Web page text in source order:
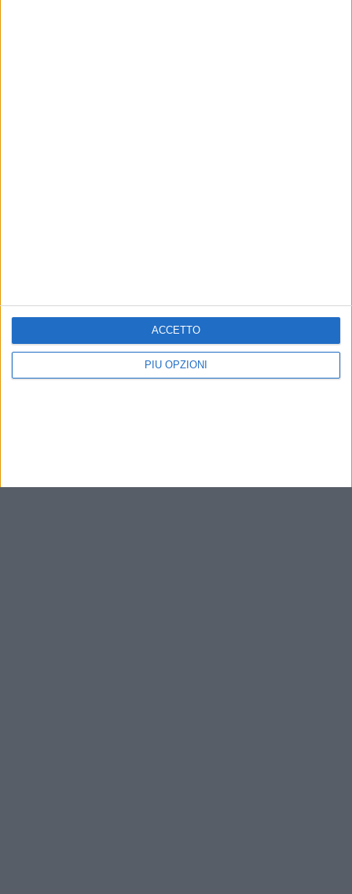
PIÙ OPZIONI
ACCETTO